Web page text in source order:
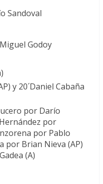
Sandoval
Godoy
y 20´Daniel Cabaña
por Darío
por
por Pablo
por Brian Nieva (AP)
(A)